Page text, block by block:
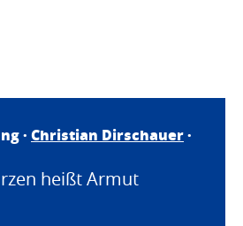
· Christian Dirschauer·
heißt Armut